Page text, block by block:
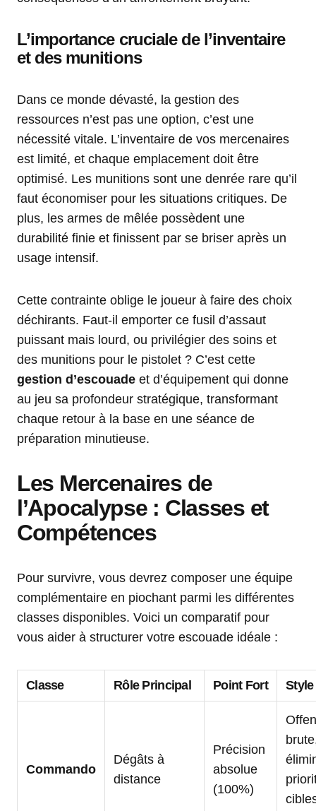
L’importance cruciale de l’inventaire
et des munitions
Dans ce monde dévasté, la gestion des
ressources n’est pas une option, c’est une
nécessité vitale. L’inventaire de vos mercenaires
est limité, et chaque emplacement doit être
optimisé. Les munitions sont une denrée rare qu’il
faut économiser pour les situations critiques. De
plus, les armes de mêlée possèdent une
durabilité finie et finissent par se briser après un
usage intensif.
Cette contrainte oblige le joueur à faire des choix
déchirants. Faut-il emporter ce fusil d’assaut
puissant mais lourd, ou privilégier des soins et
des munitions pour le pistolet ? C’est cette
gestion d’escouade et d’équipement qui donne
au jeu sa profondeur stratégique, transformant
chaque retour à la base en une séance de
préparation minutieuse.
Les Mercenaires de
l’Apocalypse : Classes et
Compétences
Pour survivre, vous devrez composer une équipe
complémentaire en piochant parmi les différentes
classes disponibles. Voici un comparatif pour
vous aider à structurer votre escouade idéale :
Classe Rôle Principal Point Fort Style
Commando
Dégâts à
distance
Précision
absolue
(100%)